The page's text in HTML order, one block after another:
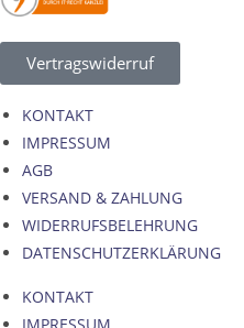
Vertragswiderruf
KONTAKT
IMPRESSUM
AGB
VERSAND & ZAHLUNG
WIDERRUFSBELEHRUNG
DATENSCHUTZERKLÄRUNG
KONTAKT